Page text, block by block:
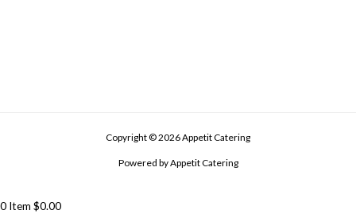
Copyright © 2026 Appetit Catering
Powered by Appetit Catering
0 Item $0.00